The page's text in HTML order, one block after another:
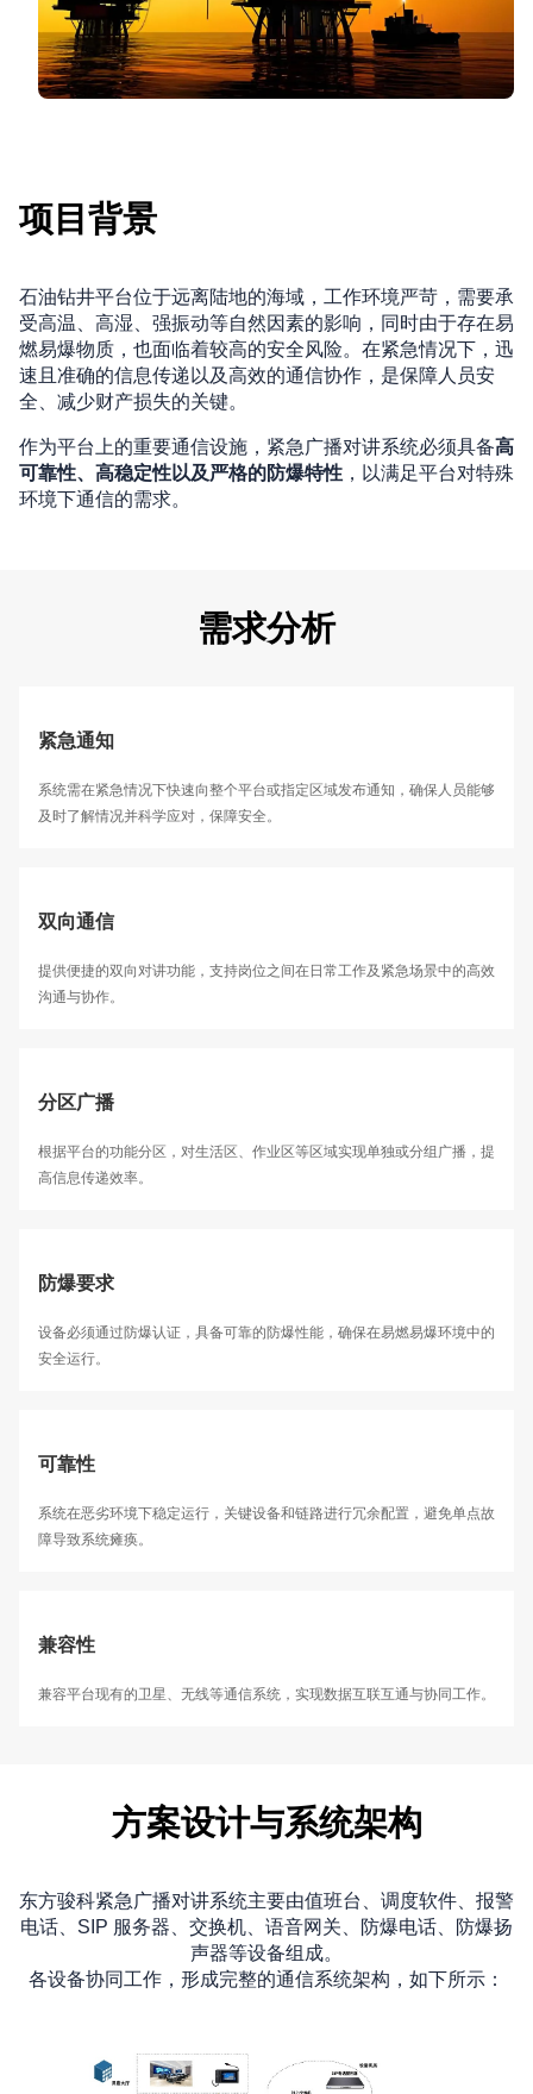
项目背景
石油钻井平台位于远离陆地的海域，工作环境严苛，需要承
受高温、高湿、强振动等自然因素的影响，同时由于存在易
燃易爆物质，也面临着较高的安全风险。在紧急情况下，迅
速且准确的信息传递以及高效的通信协作，是保障人员安
全、减少财产损失的关键。
作为平台上的重要通信设施，紧急广播对讲系统必须具备高
可靠性、高稳定性以及严格的防爆特性 ，以满足平台对特殊
环境下通信的需求。
需求分析
紧急通知
系统需在紧急情况下快速向整个平台或指定区域发布通知，确保人员能够
及时了解情况并科学应对，保障安全。
双向通信
提供便捷的双向对讲功能，支持岗位之间在日常工作及紧急场景中的高效
沟通与协作。
分区广播
根据平台的功能分区，对生活区、作业区等区域实现单独或分组广播，提
高信息传递效率。
防爆要求
设备必须通过防爆认证，具备可靠的防爆性能，确保在易燃易爆环境中的
安全运行。
可靠性
系统在恶劣环境下稳定运行，关键设备和链路进行冗余配置，避免单点故
障导致系统瘫痪。
兼容性
兼容平台现有的卫星、无线等通信系统，实现数据互联互通与协同工作。
方案设计与系统架构
东方骏科紧急广播对讲系统主要由值班台、调度软件、报警
电话、SIP 服务器、交换机、语音网关、防爆电话、防爆扬
声器等设备组成。
各设备协同工作，形成完整的通信系统架构，如下所示：